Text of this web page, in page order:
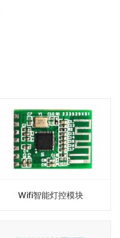
Wifi智能灯控模块